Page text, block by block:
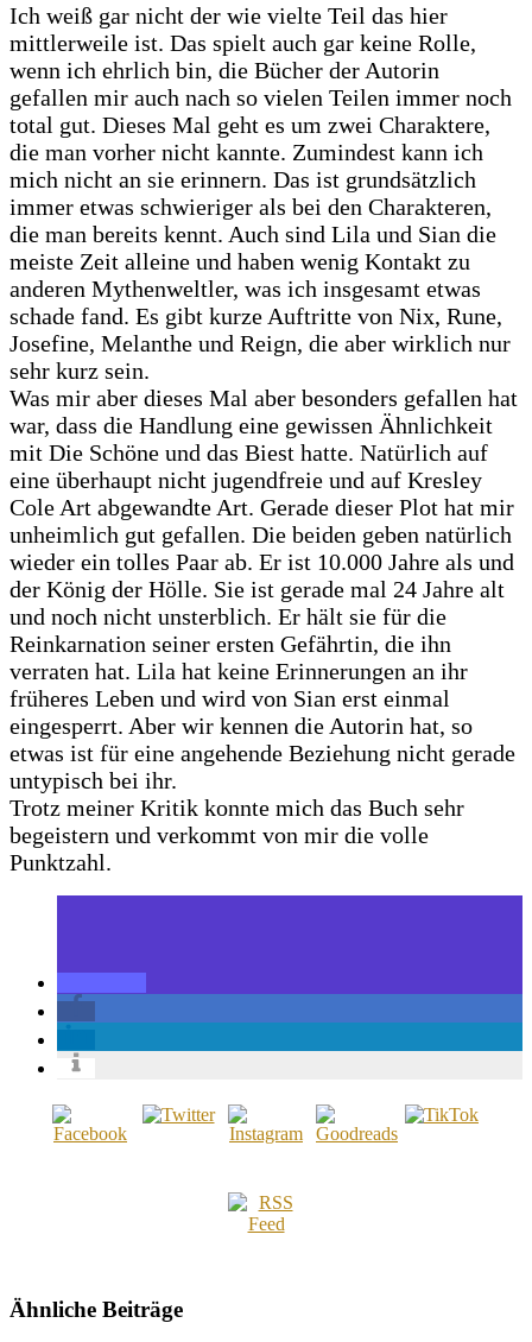
Ich weiß gar nicht der wie vielte Teil das hier
mittlerweile ist. Das spielt auch gar keine Rolle,
wenn ich ehrlich bin, die Bücher der Autorin
gefallen mir auch nach so vielen Teilen immer noch
total gut. Dieses Mal geht es um zwei Charaktere,
die man vorher nicht kannte. Zumindest kann ich
mich nicht an sie erinnern. Das ist grundsätzlich
immer etwas schwieriger als bei den Charakteren,
die man bereits kennt. Auch sind Lila und Sian die
meiste Zeit alleine und haben wenig Kontakt zu
anderen Mythenweltler, was ich insgesamt etwas
schade fand. Es gibt kurze Auftritte von Nix, Rune,
Josefine, Melanthe und Reign, die aber wirklich nur
sehr kurz sein.
Was mir aber dieses Mal aber besonders gefallen hat
war, dass die Handlung eine gewissen Ähnlichkeit
mit Die Schöne und das Biest hatte. Natürlich auf
eine überhaupt nicht jugendfreie und auf Kresley
Cole Art abgewandte Art. Gerade dieser Plot hat mir
unheimlich gut gefallen. Die beiden geben natürlich
wieder ein tolles Paar ab. Er ist 10.000 Jahre als und
der König der Hölle. Sie ist gerade mal 24 Jahre alt
und noch nicht unsterblich. Er hält sie für die
Reinkarnation seiner ersten Gefährtin, die ihn
verraten hat. Lila hat keine Erinnerungen an ihr
früheres Leben und wird von Sian erst einmal
eingesperrt. Aber wir kennen die Autorin hat, so
etwas ist für eine angehende Beziehung nicht gerade
untypisch bei ihr.
Trotz meiner Kritik konnte mich das Buch sehr
begeistern und verkommt von mir die volle
Punktzahl.
Ähnliche Beiträge